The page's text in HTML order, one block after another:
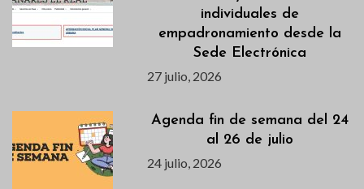
individuales de
empadronamiento desde la
Sede Electrónica
27 julio, 2026
Agenda fin de semana del 24
al 26 de julio
24 julio, 2026